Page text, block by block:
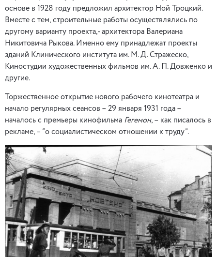
основе в 1928 году предложил архитектор Ной Троцкий.
Вместе с тем, строительные работы осуществлялись по
другому варианту проекта,- архитектора Валериана
Никитовича Рыкова. Именно ему принадлежат проекты
зданий Клинического института им. М. Д. Стражеско,
Киностудии художественных фильмов им. А. П. Довженко и
другие.
Торжественное открытие нового рабочего кинотеатра и
начало регулярных сеансов – 29 января 1931 года –
началось с премьеры кинофильма Гегемон, – как писалось в
рекламе, – “о социалистическом отношении к труду”.